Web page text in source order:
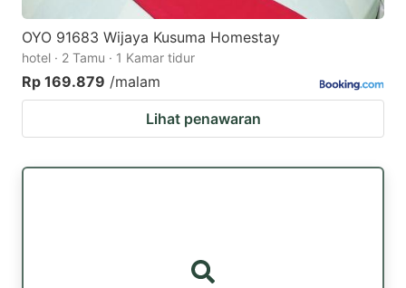
OYO 91683 Wijaya Kusuma Homestay
hotel · 2 Tamu · 1 Kamar tidur
Rp 169.879 /malam
Lihat penawaran